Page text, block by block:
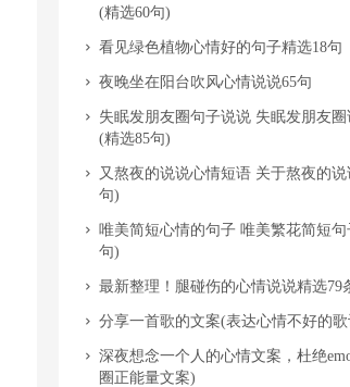
(精选60句)
​看见绿色植物心情好的句子精选18句
​夜晚坐在阳台吹风心情说说65句
失眠发朋友圈句子说说 失眠发朋友
(精选85句)
又熬夜的说说心情短语 关于熬夜的说
句)
唯美简短心情的句子 唯美繁花简短句
句)
最新整理！腿碰伤的心情说说精选79
分享一首歌的文案(表达心情不好的
深夜想念一个人的心情文案，杜绝
圈正能量文案)